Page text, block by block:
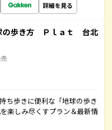
詳細を見る
歩き方 Ｐｌａｔ 台北
ち歩きに便利な「地球の歩き
楽しみ尽くすプラン＆最新情